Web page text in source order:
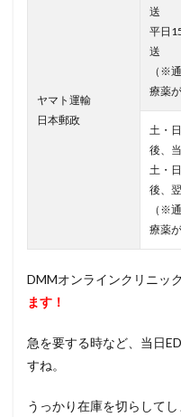
ヤマト運輸
日本郵政
送
平日
送
（※
療薬
土・
後、
土・
後、
（※
療薬
DMMオンラインクリニッ
ます！
急を要する時など、当日
すね。
うっかり在庫を切らして